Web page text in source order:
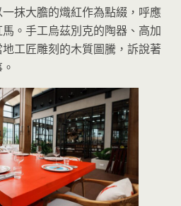
抹大膽的熾紅作為點綴，呼應
。手工烏茲別克的陶器、高加
工匠雕刻的木質圖騰，訴說著